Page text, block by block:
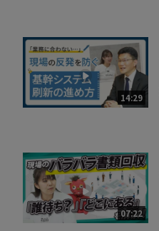
14:29
07:22